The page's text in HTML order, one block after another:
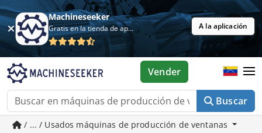
Machineseeker
Gratis en la tienda de aplicaciones A la aplicación
Buscar
Vender
/ ... / Usados máquinas de producción de ventanas